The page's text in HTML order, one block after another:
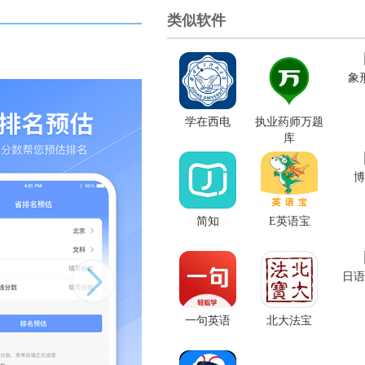
类似软件
学在西电
执业药师万题
库
象
简知 E英语宝
一句英语 北大法宝
日